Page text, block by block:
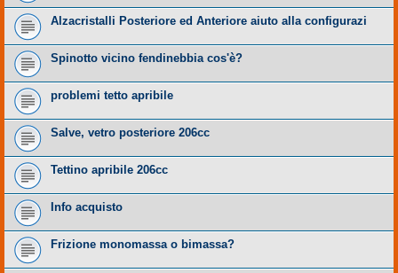
Alzacristalli Posteriore ed Anteriore aiuto alla configurazi
Spinotto vicino fendinebbia cos'è?
problemi tetto apribile
Salve, vetro posteriore 206cc
Tettino apribile 206cc
Info acquisto
Frizione monomassa o bimassa?